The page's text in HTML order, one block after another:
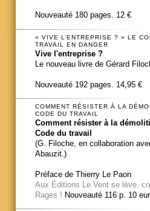
Nouveauté 180 pages. 12 €
« VIVE L’ENTREPRISE ? » LE
TRAVAIL EN DANGER
Vive l'entreprise ?
Le nouveau livre de Gérard
Nouveauté 192 pages. 14,95 €
COMMENT RÉSISTER À LA
CODE DU TRAVAIL
Comment résister à la
Code du travail
(G. Filoche, en collaboration
Abauzit.)
Préface de Thierry Le Paon
Aux Éditions Le Vent se lève,
Rages ! Nouveauté 116 p. 10